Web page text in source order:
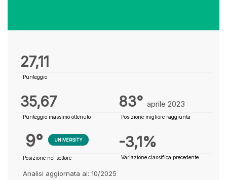
27,11
Punteggio
35,67 83° aprile 2023
Punteggio massimo ottenuto Posizione migliore raggiunta
9° UNIVERSITY
Posizione nel settore
-3,1%
Variazione classifica precedente
Analisi aggiornata al: 10/2025